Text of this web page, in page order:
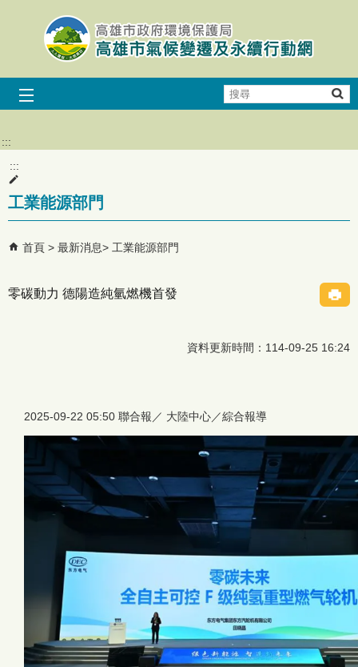
跳到主要內容區塊
搜
尋
:::
:::
工業能源部門
首頁 最新消息 工業能源部門
零碳動力 德陽造純氫燃機首發
資料更新時間：114-09-25 16:24
2025-09-22 05:50 聯合報／ 大陸中心／綜合報導